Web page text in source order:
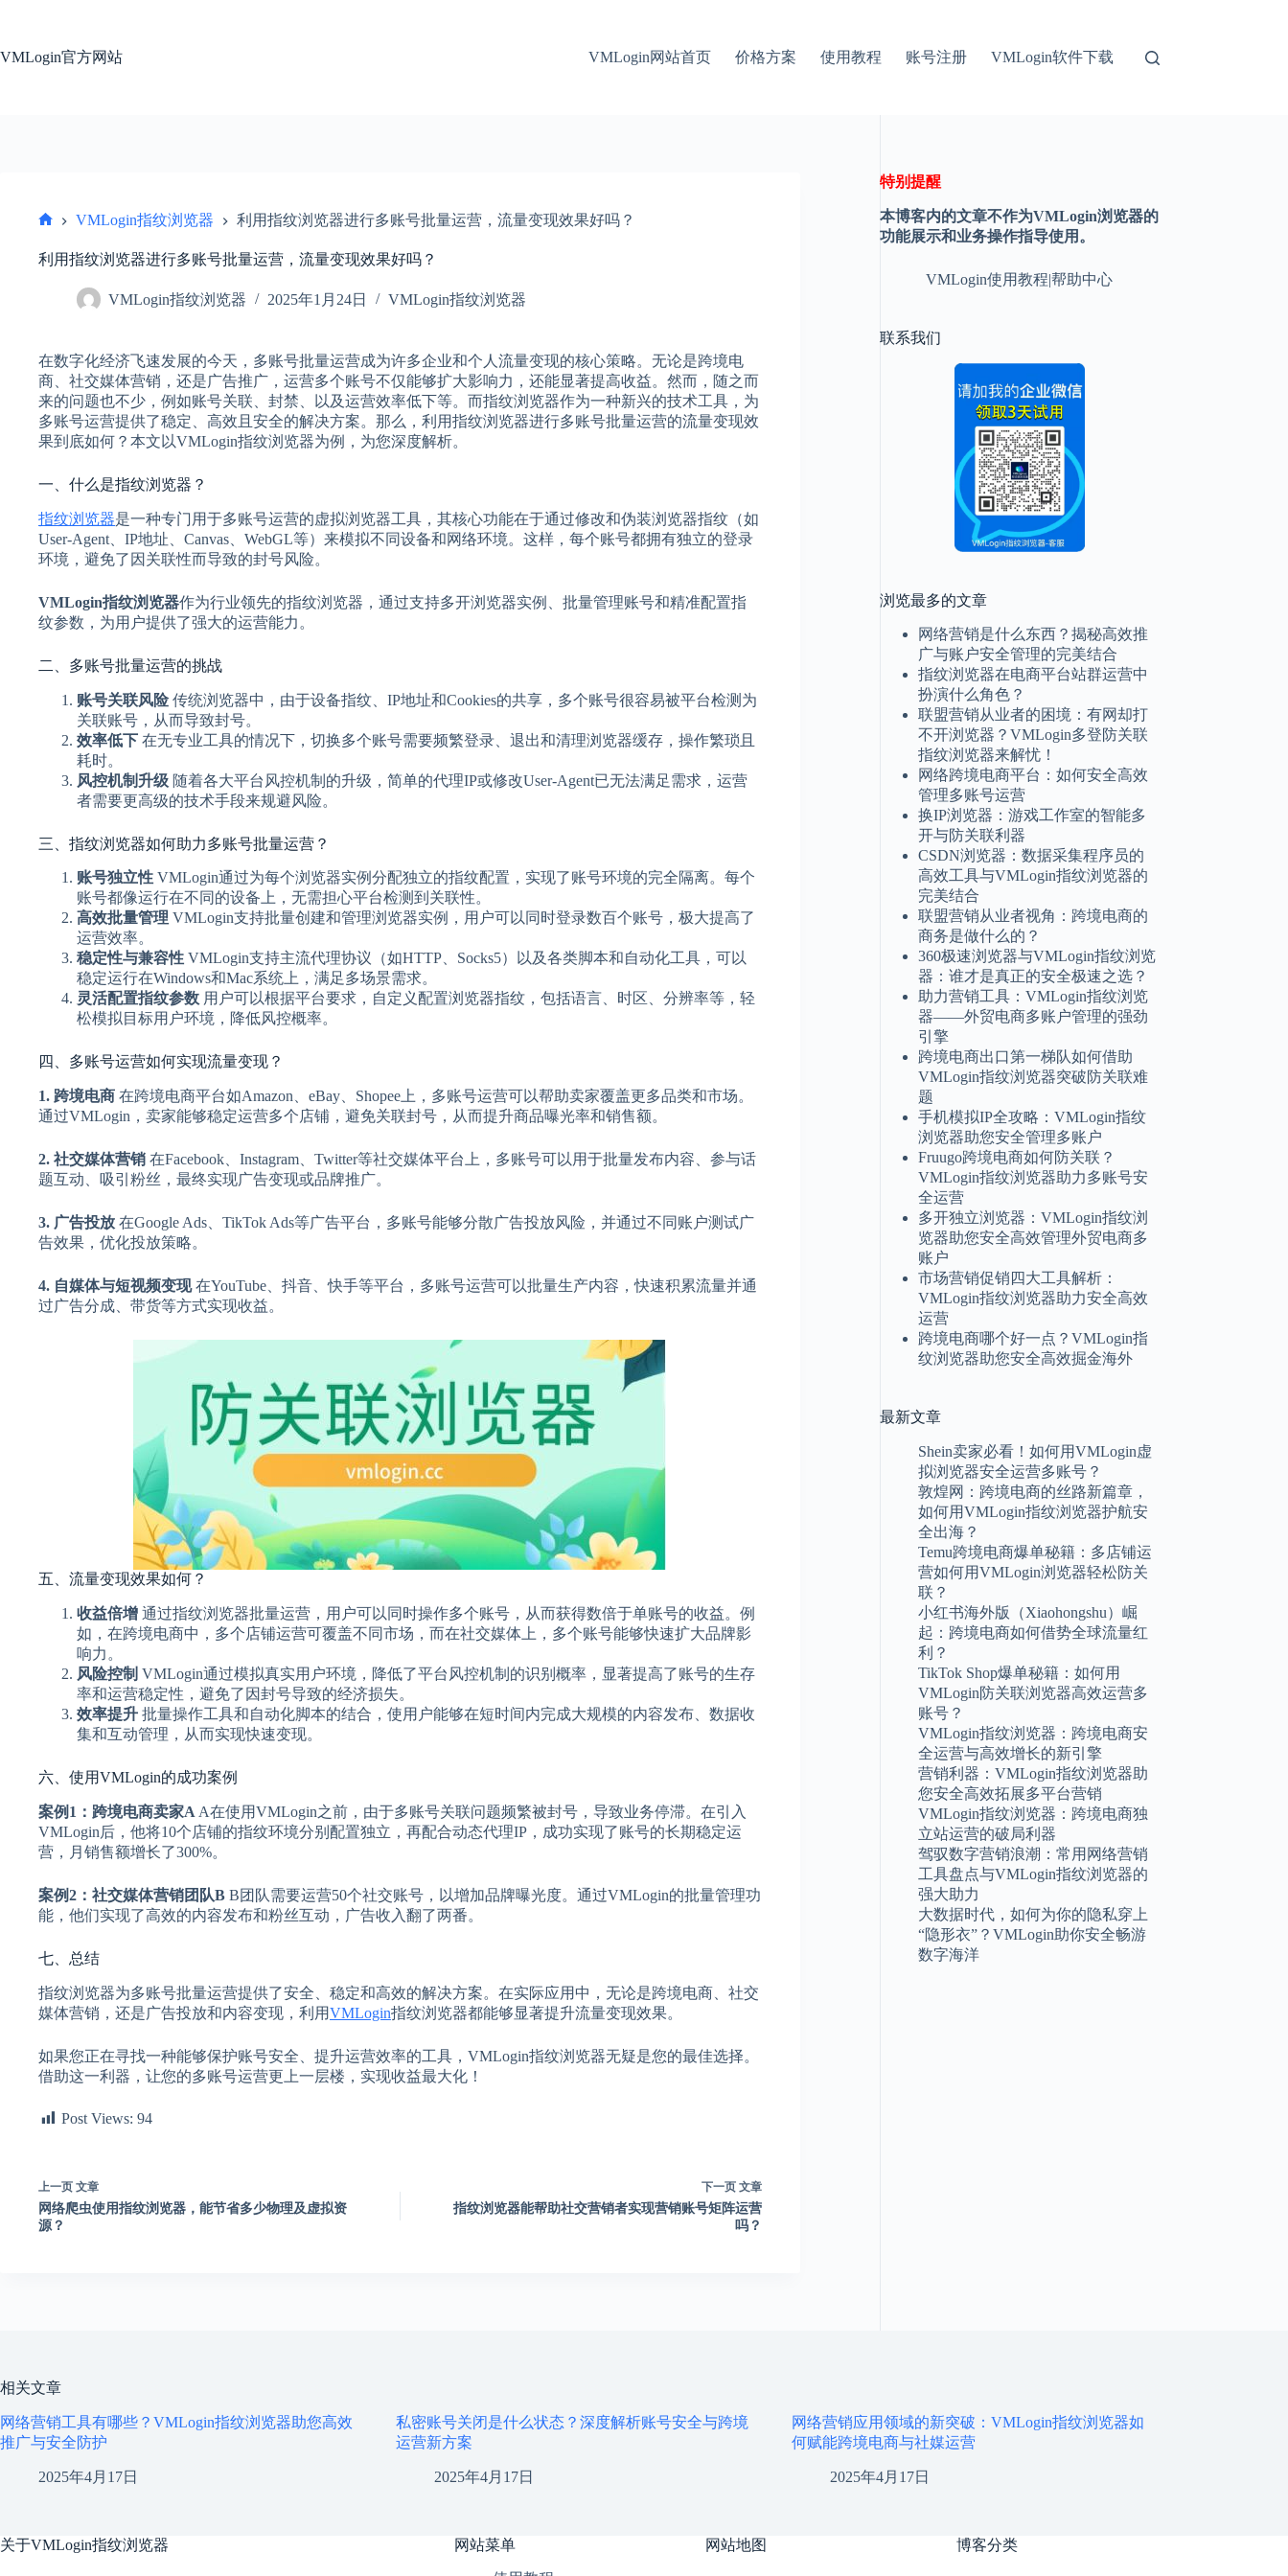
内
VMLogin官方网站 VMLogin网站首页 价格方案 使用教程 账号注册 VMLogin软件下载
页
VMLogin指纹浏览器 利用指纹浏览器进行多账号批量运营，流量变现效果好吗？
利用指纹浏览器进行多账号批量运营，流量变现效果好吗？
VMLogin指纹浏览器 2025年1月24日 VMLogin指纹浏览器
在数字化经济飞速发展的今天，多账号批量运营成为许多企业和个人流量变现的核心策略。无论是跨境电
商、社交媒体营销，还是广告推广，运营多个账号不仅能够扩大影响力，还能显著提高收益。然而，随之而
来的问题也不少，例如账号关联、封禁、以及运营效率低下等。而指纹浏览器作为一种新兴的技术工具，为
多账号运营提供了稳定、高效且安全的解决方案。那么，利用指纹浏览器进行多账号批量运营的流量变现效
果到底如何？本文以VMLogin指纹浏览器为例，为您深度解析。
一、什么是指纹浏览器？
指纹浏览器是一种专门用于多账号运营的虚拟浏览器工具，其核心功能在于通过修改和伪装浏览器指纹（如
User-Agent、IP地址、Canvas、WebGL等）来模拟不同设备和网络环境。这样，每个账号都拥有独立的登录
环境，避免了因关联性而导致的封号风险。
VMLogin指纹浏览器作为行业领先的指纹浏览器，通过支持多开浏览器实例、批量管理账号和精准配置指
纹参数，为用户提供了强大的运营能力。
二、多账号批量运营的挑战
账号关联风险传统浏览器中，由于设备指纹、IP地址和Cookies的共享，多个账号很容易被平台检测为
关联账号，从而导致封号。
效率低下 在无专业工具的情况下，切换多个账号需要频繁登录、退出和清理浏览器缓存，操作繁琐且
耗时。
风控机制升级 随着各大平台风控机制的升级，简单的代理IP或修改User-Agent已无法满足需求，运营
者需要更高级的技术手段来规避风险。
三、指纹浏览器如何助力多账号批量运营？
账号独立性 VMLogin通过为每个浏览器实例分配独立的指纹配置，实现了账号环境的完全隔离。每个
账号都像运行在不同的设备上，无需担心平台检测到关联性。
高效批量管理 VMLogin支持批量创建和管理浏览器实例，用户可以同时登录数百个账号，极大提高了
运营效率。
稳定性与兼容性 VMLogin支持主流代理协议（如HTTP、Socks5）以及各类脚本和自动化工具，可以
稳定运行在Windows和Mac系统上，满足多场景需求。
灵活配置指纹参数 用户可以根据平台要求，自定义配置浏览器指纹，包括语言、时区、分辨率等，轻
松模拟目标用户环境，降低风控概率。
四、多账号运营如何实现流量变现？
1. 跨境电商 在跨境电商平台如Amazon、eBay、Shopee上，多账号运营可以帮助卖家覆盖更多品类和市场。
通过VMLogin，卖家能够稳定运营多个店铺，避免关联封号，从而提升商品曝光率和销售额。
2. 社交媒体营销 在Facebook、Instagram、Twitter等社交媒体平台上，多账号可以用于批量发布内容、参与话
题互动、吸引粉丝，最终实现广告变现或品牌推广。
3. 广告投放 在Google Ads、TikTok Ads等广告平台，多账号能够分散广告投放风险，并通过不同账户测试广
告效果，优化投放策略。
4. 自媒体与短视频变现在YouTube、抖音、快手等平台，多账号运营可以批量生产内容，快速积累流量并通
过广告分成、带货等方式实现收益。
五、流量变现效果如何？
收益倍增 通过指纹浏览器批量运营，用户可以同时操作多个账号，从而获得数倍于单账号的收益。例
如，在跨境电商中，多个店铺运营可覆盖不同市场，而在社交媒体上，多个账号能够快速扩大品牌影
响力。
风险控制 VMLogin通过模拟真实用户环境，降低了平台风控机制的识别概率，显著提高了账号的生存
率和运营稳定性，避免了因封号导致的经济损失。
效率提升 批量操作工具和自动化脚本的结合，使用户能够在短时间内完成大规模的内容发布、数据收
集和互动管理，从而实现快速变现。
六、使用VMLogin的成功案例
案例1：跨境电商卖家A A在使用VMLogin之前，由于多账号关联问题频繁被封号，导致业务停滞。在引入
VMLogin后，他将10个店铺的指纹环境分别配置独立，再配合动态代理IP，成功实现了账号的长期稳定运
营，月销售额增长了300%。
案例2：社交媒体营销团队B B团队需要运营50个社交账号，以增加品牌曝光度。通过VMLogin的批量管理功
能，他们实现了高效的内容发布和粉丝互动，广告收入翻了两番。
七、总结
指纹浏览器为多账号批量运营提供了安全、稳定和高效的解决方案。在实际应用中，无论是跨境电商、社交
媒体营销，还是广告投放和内容变现，利用VMLogin指纹浏览器都能够显著提升流量变现效果。
如果您正在寻找一种能够保护账号安全、提升运营效率的工具，VMLogin指纹浏览器无疑是您的最佳选择。
借助这一利器，让您的多账号运营更上一层楼，实现收益最大化！
Post Views: 94
上一页 文章
网络爬虫使用指纹浏览器，能节省多少物理及虚拟资
源？
下一页 文章
指纹浏览器能帮助社交营销者实现营销账号矩阵运营
吗？
特别提醒
本博客内的文章不作为VMLogin浏览器的
功能展示和业务操作指导使用。
VMLogin使用教程|帮助中心
联系我们
浏览最多的文章
网络营销是什么东西？揭秘高效推
广与账户安全管理的完美结合
指纹浏览器在电商平台站群运营中
扮演什么角色？
联盟营销从业者的困境：有网却打
不开浏览器？VMLogin多登防关联
指纹浏览器来解忧！
网络跨境电商平台：如何安全高效
管理多账号运营
换IP浏览器：游戏工作室的智能多
开与防关联利器
CSDN浏览器：数据采集程序员的
高效工具与VMLogin指纹浏览器的
完美结合
联盟营销从业者视角：跨境电商的
商务是做什么的？
360极速浏览器与VMLogin指纹浏览
器：谁才是真正的安全极速之选？
助力营销工具：VMLogin指纹浏览
器——外贸电商多账户管理的强劲
引擎
跨境电商出口第一梯队如何借助
VMLogin指纹浏览器突破防关联难
题
手机模拟IP全攻略：VMLogin指纹
浏览器助您安全管理多账户
Fruugo跨境电商如何防关联？
VMLogin指纹浏览器助力多账号安
全运营
多开独立浏览器：VMLogin指纹浏
览器助您安全高效管理外贸电商多
账户
市场营销促销四大工具解析：
VMLogin指纹浏览器助力安全高效
运营
跨境电商哪个好一点？VMLogin指
纹浏览器助您安全高效掘金海外
最新文章
Shein卖家必看！如何用VMLogin虚
拟浏览器安全运营多账号？
敦煌网：跨境电商的丝路新篇章，
如何用VMLogin指纹浏览器护航安
全出海？
Temu跨境电商爆单秘籍：多店铺运
营如何用VMLogin浏览器轻松防关
联？
小红书海外版（Xiaohongshu）崛
起：跨境电商如何借势全球流量红
利？
TikTok Shop爆单秘籍：如何用
VMLogin防关联浏览器高效运营多
账号？
VMLogin指纹浏览器：跨境电商安
全运营与高效增长的新引擎
营销利器：VMLogin指纹浏览器助
您安全高效拓展多平台营销
VMLogin指纹浏览器：跨境电商独
立站运营的破局利器
驾驭数字营销浪潮：常用网络营销
工具盘点与VMLogin指纹浏览器的
强大助力
大数据时代，如何为你的隐私穿上
“隐形衣”？VMLogin助你安全畅游
数字海洋
相关文章
网络营销工具有哪些？VMLogin指纹浏览器助您高效
推广与安全防护
2025年4月17日
私密账号关闭是什么状态？深度解析账号安全与跨境
运营新方案
2025年4月17日
网络营销应用领域的新突破：VMLogin指纹浏览器如
何赋能跨境电商与社媒运营
2025年4月17日
关于VMLogin指纹浏览器 网站菜单 网站地图 博客分类